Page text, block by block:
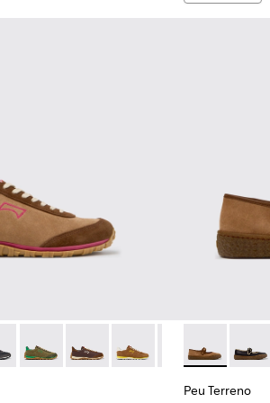
008 - Baskets marron en cuir velours
K201885-010
Walk - K201885-009 - Baskets noires
Drift Walk - K201885-007
Drift Walk - K201885-006
Drift Walk - K201885-
Drift Walk -
Drift
Peu Peu
Peu Terreno